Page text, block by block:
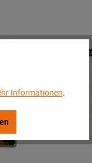
Informationen.